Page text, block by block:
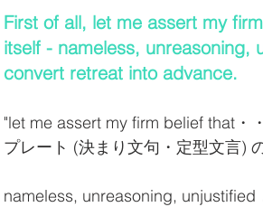
First of all, let me assert my
itself - nameless, unreasoning,
convert retreat into advance.
"let me assert my firm belief that・
プレート (決まり文句・定型文言)
nameless, unreasoning,